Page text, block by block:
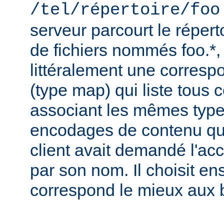
/tel/répertoire/foo
serveur parcourt le
de fichiers nommés
littéralement une
(type map) qui liste tous
associant les mêmes
encodages de contenu
client avait demandé
par son nom. Il choisit
correspond le mieux aux